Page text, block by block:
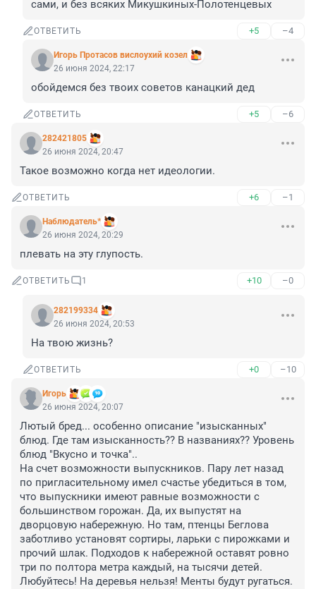
сами, и без всяких Микушкиных-Полотенцевых
ОТВЕТИТЬ +5 –4
Игoрь Прoтасoв вислоухий козел
26 июня 2024, 22:17
обойдемся без твоих советов канацкий дед
ОТВЕТИТЬ +5 –6
282421805
26 июня 2024, 20:47
Такое возможно когда нет идеологии.
ОТВЕТИТЬ +6 –1
Наблюдатель*
26 июня 2024, 20:29
плевать на эту глупость.
ОТВЕТИТЬ 1 +10 –0
282199334
26 июня 2024, 20:53
На твою жизнь?
ОТВЕТИТЬ +0 –10
Игoрь
26 июня 2024, 20:07
Лютый бред... особенно описание "изысканных"
блюд. Где там изысканность?? В названиях?? Уровень
блюд "Вкусно и точка"..
На счет возможности выпускников. Пару лет назад
по пригласительному имел счастье убедиться в том,
что выпускники имеют равные возможности с
большинством горожан. Да, их выпустят на
дворцовую набережную. Но там, птенцы Беглова
заботливо установят сортиры, ларьки с пирожками и
прочий шлак. Подходов к набережной оставят ровно
три по полтора метра каждый, на тысячи детей.
Любуйтесь! На деревья нельзя! Менты будут ругаться.